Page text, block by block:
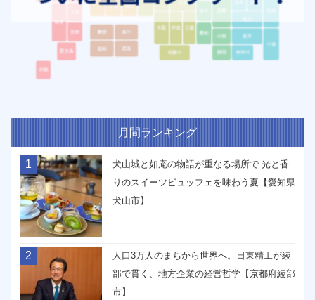
月間ランキング
1
犬山城と如庵の物語が重なる場所で 光と香
りのスイーツビュッフェを味わう夏【愛知県
犬山市】
2
人口3万人のまちから世界へ。日東精工が綾
部で貫く、地方企業の経営哲学【京都府綾部
市】